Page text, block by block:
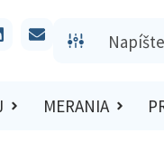
MERANIA